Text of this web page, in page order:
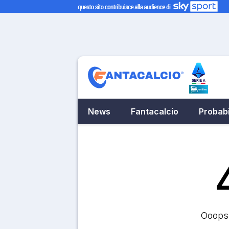
News Fantacalcio